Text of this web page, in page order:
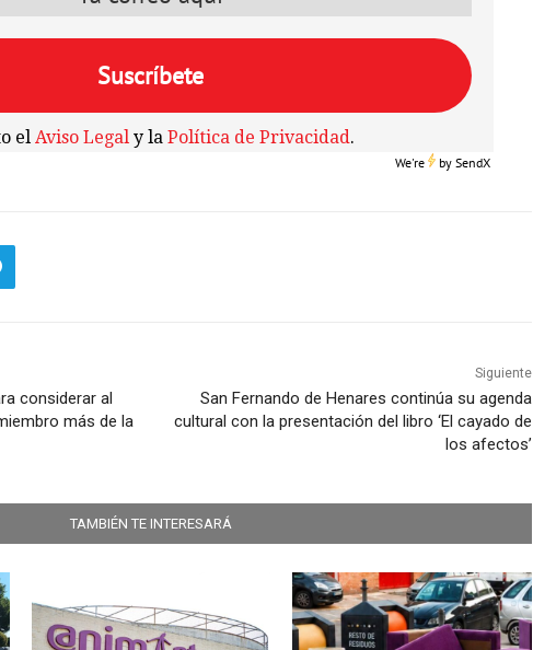
el Aviso Legaly la Política de Privacidad.
We're bySendX
considerar al
más de la
Siguiente
San Fernando de Henares continúa su agenda
cultural con la presentación del libro ‘El cayado de
los afectos’
TAMBIÉN TE INTERESARÁ